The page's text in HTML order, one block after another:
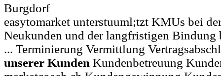
Burgdorf
easytomarket unterstuuml;tzt KMUs bei
Neukunden und der langfristigen Bindung
... Terminierung Vermittlung
unserer Kunden Kundenbetreuung